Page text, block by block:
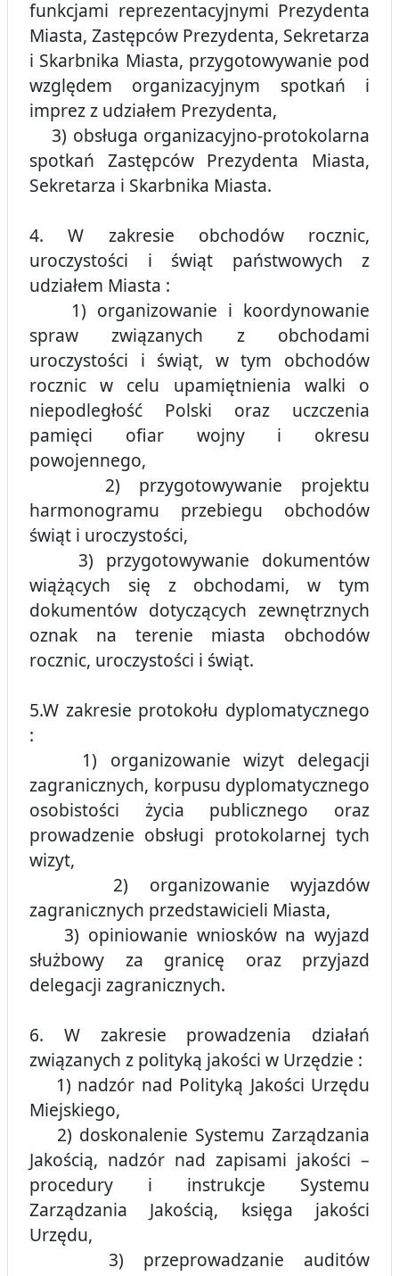
funkcjami reprezentacyjnymi Prezydenta
Miasta, Zastępców Prezydenta, Sekretarza
i Skarbnika Miasta, przygotowywanie pod
względem organizacyjnym spotkań i
imprez z udziałem Prezydenta,
3) obsługa organizacyjno-protokolarna
spotkań Zastępców Prezydenta Miasta,
Sekretarza i Skarbnika Miasta.
4. W zakresie obchodów rocznic,
uroczystości i świąt państwowych z
udziałem Miasta :
1) organizowanie i koordynowanie
spraw związanych z obchodami
uroczystości i świąt, w tym obchodów
rocznic w celu upamiętnienia walki o
niepodległość Polski oraz uczczenia
pamięci ofiar wojny i okresu
powojennego,
2) przygotowywanie projektu
harmonogramu przebiegu obchodów
świąt i uroczystości,
3) przygotowywanie dokumentów
wiążących się z obchodami, w tym
dokumentów dotyczących zewnętrznych
oznak na terenie miasta obchodów
rocznic, uroczystości i świąt.
5.W zakresie protokołu dyplomatycznego
:
1) organizowanie wizyt delegacji
zagranicznych, korpusu dyplomatycznego
osobistości życia publicznego oraz
prowadzenie obsługi protokolarnej tych
wizyt,
2) organizowanie wyjazdów
zagranicznych przedstawicieli Miasta,
3) opiniowanie wniosków na wyjazd
służbowy za granicę oraz przyjazd
delegacji zagranicznych.
6. W zakresie prowadzenia działań
związanych z polityką jakości w Urzędzie :
1) nadzór nad Polityką Jakości Urzędu
Miejskiego,
2) doskonalenie Systemu Zarządzania
Jakością, nadzór nad zapisami jakości –
procedury i instrukcje Systemu
Zarządzania Jakością, księga jakości
Urzędu,
3) przeprowadzanie auditów